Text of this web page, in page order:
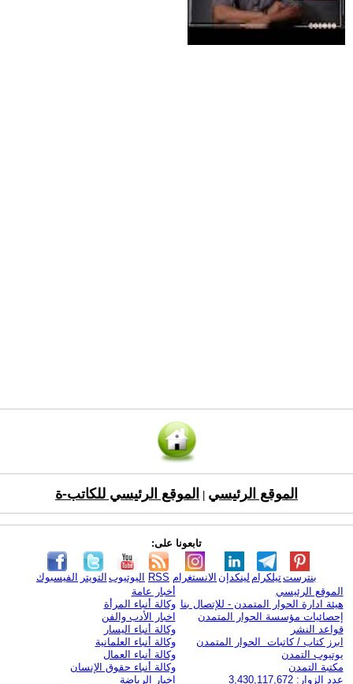
الموقع الرئيسي الموقع الرئيسي للكاتب-ة
تابعونا على:
الفيسبوك التويتر اليوتيوب RSS الانستغرام لينكدإن تيلكرامبنترست
الموقع الرئيسي
هيئة ادارة الحوار المتمدن - للإتصال بنا
إحصائيات مؤسسة الحوار المتمدن
قواعد النشر
ابرز كتاب / كاتبات الحوار المتمدن
يوتيوب التمدن
مكتبة التمدن
عدد الزوار: 3,430,117,672
أخبار عامة
وكالة أنباء المرأة
اخبار الأدب والفن
وكالة أنباء اليسار
وكالة أنباء العلمانية
وكالة أنباء العمال
وكالة أنباء حقوق الإنسان
اخبار الرياضة